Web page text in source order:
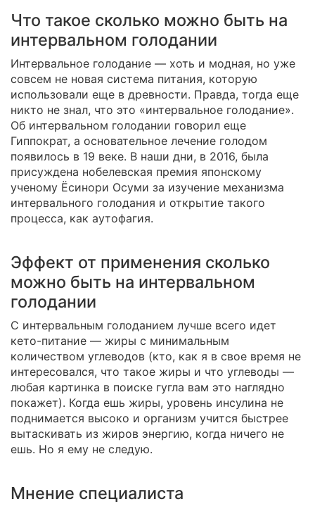
Что такое сколько можно быть на
интервальном голодании
Интервальное голодание — хоть и модная, но уже
совсем не новая система питания, которую
использовали еще в древности. Правда, тогда еще
никто не знал, что это «интервальное голодание».
Об интервальном голодании говорил еще
Гиппократ, а основательное лечение голодом
появилось в 19 веке. В наши дни, в 2016, была
присуждена нобелевская премия японскому
ученому Ёсинори Осуми за изучение механизма
интервального голодания и открытие такого
процесса, как аутофагия.
Эффект от применения сколько
можно быть на интервальном
голодании
С интервальным голоданием лучше всего идет
кето-питание — жиры с минимальным
количеством углеводов (кто, как я в свое время не
интересовался, что такое жиры и что углеводы —
любая картинка в поиске гугла вам это наглядно
покажет). Когда ешь жиры, уровень инсулина не
поднимается высоко и организм учится быстрее
вытаскивать из жиров энергию, когда ничего не
ешь. Но я ему не следую.
Мнение специалиста